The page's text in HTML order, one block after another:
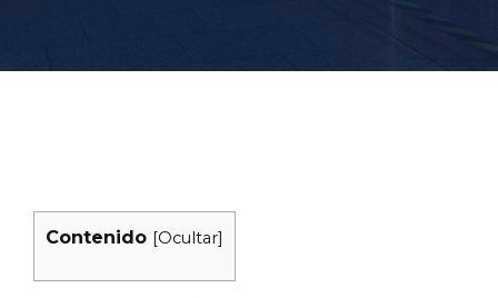
Contenido [Ocultar]